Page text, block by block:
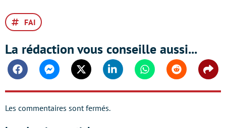
FAI
La rédaction vous conseille aussi...
FacebookMessengerTwitter Linkedin WhatsappReddit
Les commentaires sont fermés.